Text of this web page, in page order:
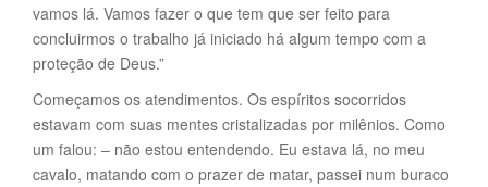
vamos lá. Vamos fazer o que tem que ser feito para
concluirmos o trabalho já iniciado há algum tempo com a
proteção de Deus.”
Começamos os atendimentos. Os espíritos socorridos
estavam com suas mentes cristalizadas por milênios. Como
um falou: – não estou entendendo. Eu estava lá, no meu
cavalo, matando com o prazer de matar, passei num buraco